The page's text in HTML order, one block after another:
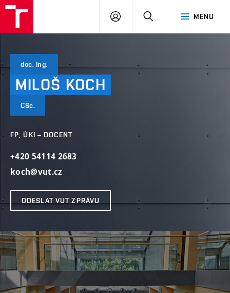
MENU
PŘIHLÁSIT
doc. Ing.
MILOŠ KOCH
CSc.
FP, ÚKI – DOCENT
+420 54114 2683
koch@vut.cz
ODESLAT VUT ZPRÁVU